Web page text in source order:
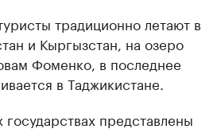
традиционно летают в
и Кыргызстан, на озеро
Фоменко, в последнее
в Таджикистане.
представлены